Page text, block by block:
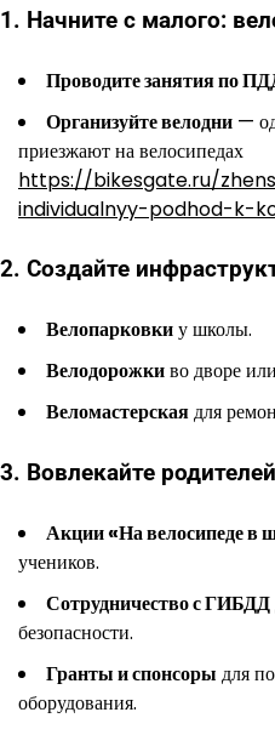
1. Начните с малого:
Проводите занятия по
Организуйте велодни —
приезжают на велосипедах
https://bikesgate.ru/
individualnyy-podhod-k-
2. Создайте
Велопарковкиу школы.
Велодорожкиво дворе
Веломастерскаядля
3. Вовлекайте
Акции «На велосипеде в
учеников.
Сотрудничество с ГИБДД
безопасности.
Гранты и спонсоры для
оборудования.